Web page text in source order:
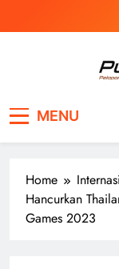
to
MENU
Home
Hancurkan
Games 2023